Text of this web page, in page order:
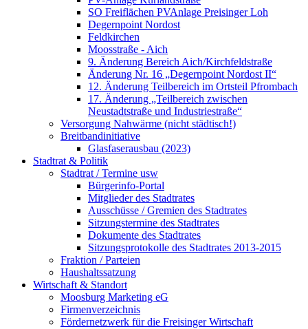
SO Freiflächen PV­Anlage Preisinger Loh
Degernpoint Nordost
Feldkirchen
Moosstraße - Aich
9. Änderung Bereich Aich/Kirchfeldstraße
Änderung Nr. 16 „Degernpoint Nordost II“
12. Änderung Teilbereich im Ortsteil Pfrombach
17. Änderung „Teilbereich zwischen
Neustadtstraße und Industriestraße“
Versorgung Nahwärme (nicht städtisch!)
Breitbandinitiative
Glasfaserausbau (2023)
Stadtrat & Politik
Stadtrat / Termine usw
Bürgerinfo-Portal
Mitglieder des Stadtrates
Ausschüsse / Gremien des Stadtrates
Sitzungstermine des Stadtrates
Dokumente des Stadtrates
Sitzungsprotokolle des Stadtrates 2013-2015
Fraktion / Parteien
Haushaltssatzung
Wirtschaft & Standort
Moosburg Marketing eG
Firmenverzeichnis
Fördernetzwerk für die Freisinger Wirtschaft